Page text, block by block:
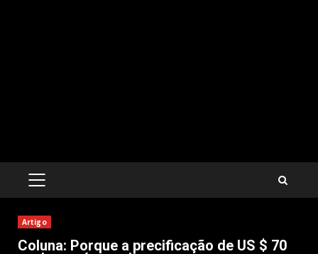
PRIMARY
Artigo
Coluna: Porque a precificação de US $ 70